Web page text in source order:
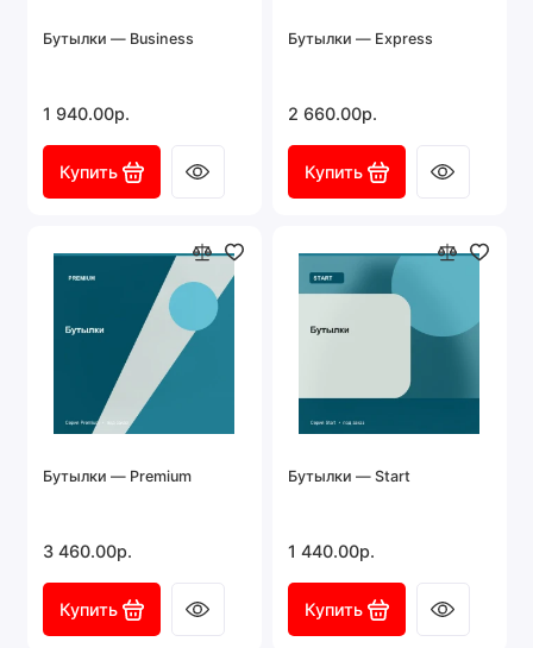
Бутылки — Business
1 940.00р.
Купить
Бутылки — Express
2 660.00р.
Купить
Бутылки — Premium
3 460.00р.
Купить
Бутылки — Start
1 440.00р.
Купить